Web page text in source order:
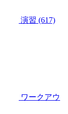
演習 (617)
ワークアウ